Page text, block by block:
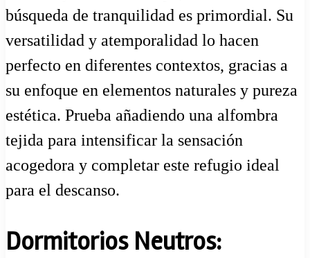
búsqueda de tranquilidad es primordial. Su
versatilidad y atemporalidad lo hacen
perfecto en diferentes contextos, gracias a
su enfoque en elementos naturales y pureza
estética. Prueba añadiendo una alfombra
tejida para intensificar la sensación
acogedora y completar este refugio ideal
para el descanso.
Dormitorios Neutros: